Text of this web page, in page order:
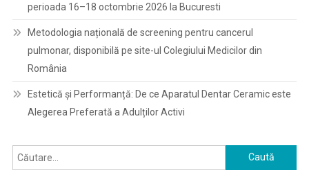
perioada 16–18 octombrie 2026 la Bucuresti
Metodologia națională de screening pentru cancerul
pulmonar, disponibilă pe site-ul Colegiului Medicilor din
România
Estetică și Performanță: De ce Aparatul Dentar Ceramic este
Alegerea Preferată a Adulților Activi
Caută
după: